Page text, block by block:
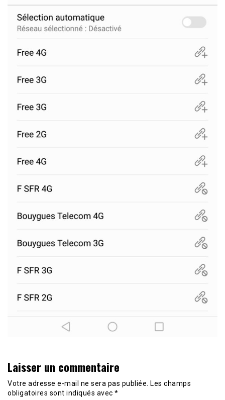
Laisser un commentaire
Votre adresse e-mail ne sera pas publiée.
Les champs
obligatoires sont indiqués avec *